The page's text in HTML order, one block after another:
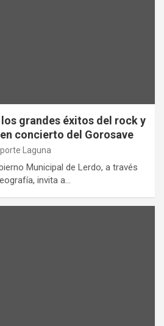
grandes éxitos del rock y
concierto del Gorosave
Laguna
Municipal de Lerdo, a través
invita a…